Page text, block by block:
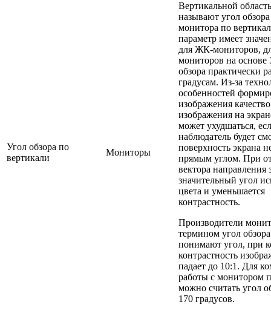
Угол обзора по
вертикали
Мониторы
Вертикальной
называют угол
монитора по
параметр имеет
для ЖК-мониторов,
мониторов на
обзора практически
градусам. Из-за
особенностей
изображения качество
изображения на
может ухудшаться,
наблюдатель будет
поверхность экрана
прямым углом. При
вектора направления
значительный угол
цвета и уменьшается
контрастность.
Производители
термином угол
понимают угол, при
контрастность
падает до 10:1. Для
работы с монитором
можно считать угол
170 градусов.